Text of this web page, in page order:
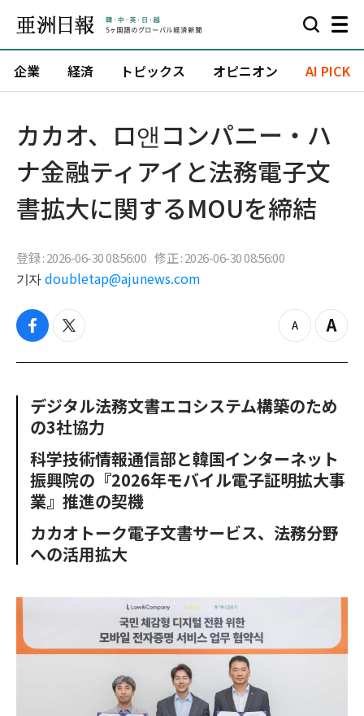
企業 経済 トピックス オピニオン AI PICK
カカオ、ロ앤コンパニー・ハ
ナ金融ティアイと法務電子文
書拡大に関するMOUを締結
登録 : 2026-06-30 08:56:00 修正 : 2026-06-30 08:56:00
기자 doubletap@ajunews.com
f
c
o
o
t
i
e
r
z
o
u
Z
o
n
デジタル法務文書エコシステム構築のため
の3社協力
科学技術情報通信部と韓国インターネット
振興院の『2026年モバイル電子証明拡大事
業』推進の契機
カカオトーク電子文書サービス、法務分野
への活用拡大